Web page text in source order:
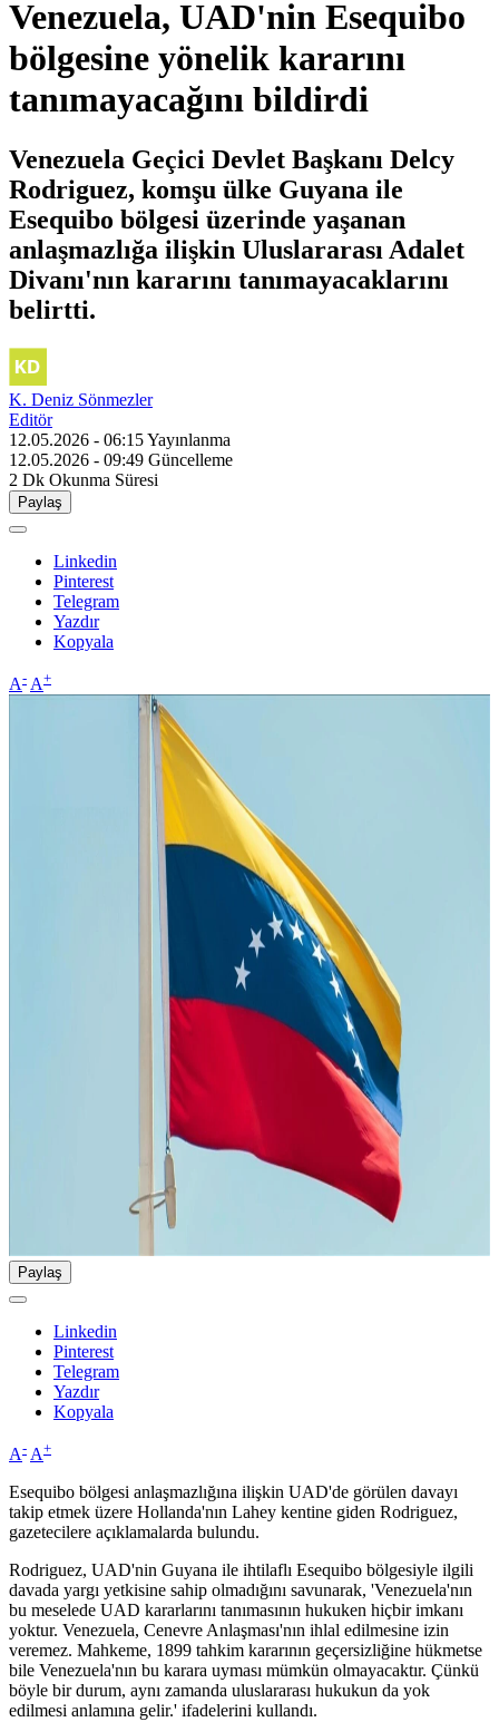
Venezuela, UAD'nin Esequibo
bölgesine yönelik kararını
tanımayacağını bildirdi
Venezuela Geçici Devlet Başkanı Delcy
Rodriguez, komşu ülke Guyana ile
Esequibo bölgesi üzerinde yaşanan
anlaşmazlığa ilişkin Uluslararası Adalet
Divanı'nın kararını tanımayacaklarını
belirtti.
K. Deniz Sönmezler
Editör
12.05.2026 - 06:15Yayınlanma
12.05.2026 - 09:49 Güncelleme
2 Dk Okunma Süresi
Paylaş
Linkedin
Pinterest
Telegram
Yazdır
Kopyala
A- A+
Paylaş
Linkedin
Pinterest
Telegram
Yazdır
Kopyala
A- A+
Esequibo bölgesi anlaşmazlığına ilişkin UAD'de görülen davayı
takip etmek üzere Hollanda'nın Lahey kentine giden Rodriguez,
gazetecilere açıklamalarda bulundu.
Rodriguez, UAD'nin Guyana ile ihtilaflı Esequibo bölgesiyle ilgili
davada yargı yetkisine sahip olmadığını savunarak, 'Venezuela'nın
bu meselede UAD kararlarını tanımasının hukuken hiçbir imkanı
yoktur. Venezuela, Cenevre Anlaşması'nın ihlal edilmesine izin
veremez. Mahkeme, 1899 tahkim kararının geçersizliğine hükmetse
bile Venezuela'nın bu karara uyması mümkün olmayacaktır. Çünkü
böyle bir durum, aynı zamanda uluslararası hukukun da yok
edilmesi anlamına gelir.' ifadelerini kullandı.